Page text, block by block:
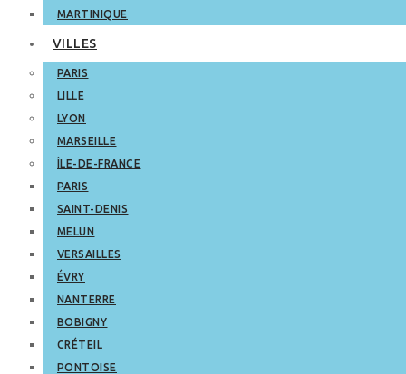
MARTINIQUE
VILLES
PARIS
LILLE
LYON
MARSEILLE
ÎLE-DE-FRANCE
PARIS
SAINT-DENIS
MELUN
VERSAILLES
ÉVRY
NANTERRE
BOBIGNY
CRÉTEIL
PONTOISE